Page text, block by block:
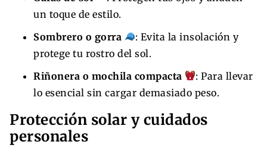
un toque de estilo.
Sombrero o gorra
: Evita la insolación y
protege tu rostro del sol.
Riñonera o mochila compacta
: Para llevar
lo esencial sin cargar demasiado peso.
Protección solar y cuidados
personales